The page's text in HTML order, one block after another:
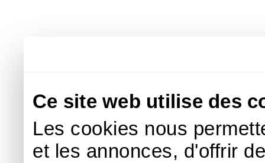
Ce site web utilise des
Les cookies nous
et les annonces, d'offrir